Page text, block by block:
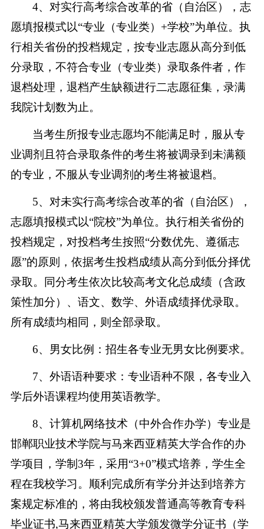
4、对实行高考综合改革的省（自治区），志
愿填报模式以“专业（专业类）+学校”为单位。执
行相关省份的投档规定，按专业志愿从高分到低
分录取，不符合专业（专业类）录取条件者，作
退档处理，退档产生缺额进行二志愿征集，录满
我院计划数为止。
当考生所报专业志愿均不能满足时，服从专
业调剂且符合录取条件的考生将被调录到未满额
的专业，不服从专业调剂的考生将被退档。
5、对未实行高考综合改革的省（自治区），
志愿填报模式以“院校”为单位。执行相关省份的
投档规定，对投档考生按照“分数优先、遵循志
愿”的原则，依据考生投档成绩从高分到低分择优
录取。同分考生依次比较高考文化总成绩（含政
策性加分）、语文、数学、外语成绩择优录取。
所有成绩均相同，则全部录取。
6、男女比例：招生各专业无男女比例要求。
7、外语语种要求：专业语种不限，各专业入
学后外语课程均使用英语教学。
8、计算机网络技术（中外合作办学）专业是
邯郸职业技术学院与马来西亚精英大学合作的办
学项目，学制3年，采用“3+0”模式培养，学生全
程在我校学习。顺利完成所有学分并达到培养方
案规定标准的，将由我校颁发普通高等教育专科
毕业证书,马来西亚精英大学颁发微学分证书（学